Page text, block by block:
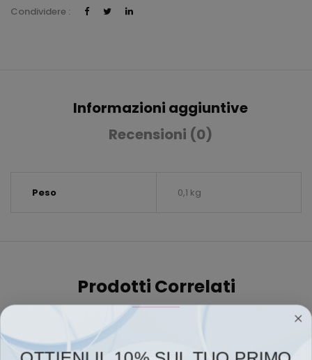
Condividere :
Informazioni aggiuntive
Recensioni (0)
Peso 0,1 kg
Prodotti Correlati
OTTIENI IL 10% SUL TUO PRIMO